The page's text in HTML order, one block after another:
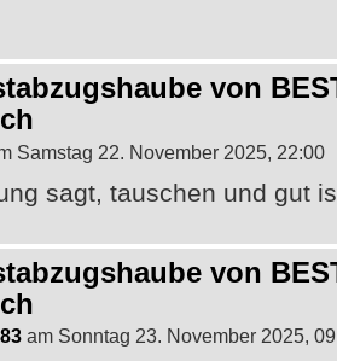
von
Samstag 22. November 2025, 22:00
sagt, tauschen und gut
von
am Sonntag 23. November 2025,